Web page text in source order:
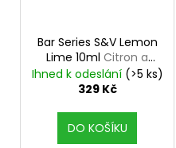
Bar Series S&V Lemon
Lime 10ml Citron a
limetka
Ihned k odeslání (>5 ks)
329 Kč
DO KOŠÍKU